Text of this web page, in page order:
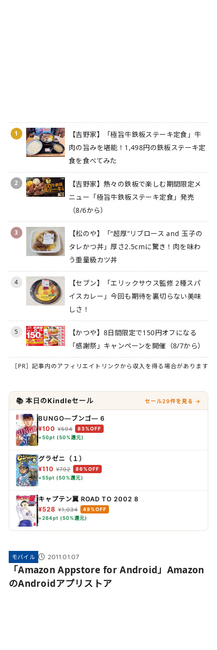
1
【吉野家】「極旨牛鉄板ステーキ定食」牛
肉の旨みを堪能！1,498円の鉄板ステーキ定
食を食べてみた
2
【吉野家】熱々の鉄板で楽しむ期間限定メ
ニュー「極旨牛鉄板ステーキ定食」発売
（8/6から）
3
【松のや】「“超厚”リブロース and 玉子の
タレかつ丼」厚さ2.5cmに驚き！肉を味わ
う重量級カツ丼
4
【セブン】「エリックサウス監修 2種スパ
イスカレー」今回も期待を裏切らない美味
しさ！
5
【かつや】8日間限定で150円オフになる
「感謝祭」キャンペーンを開催（8/7から）
［PR］記事内のアフィリエイトリンクから収入を得る場合があります
📚 本日のKindleセール セール29件を見る →
BUNGO―ブンゴ― 6
¥100 ¥594
83%OFF
+50pt (50%還元)
グラゼニ（１）
¥110 ¥792
86%OFF
+55pt (50%還元)
キャプテン翼 ROAD TO 2002 8
¥528 ¥1,034
49%OFF
+264pt (50%還元)
モバイル 2011.01.07
「Amazon Appstore for Android」Amazon
のAndroidアプリストア